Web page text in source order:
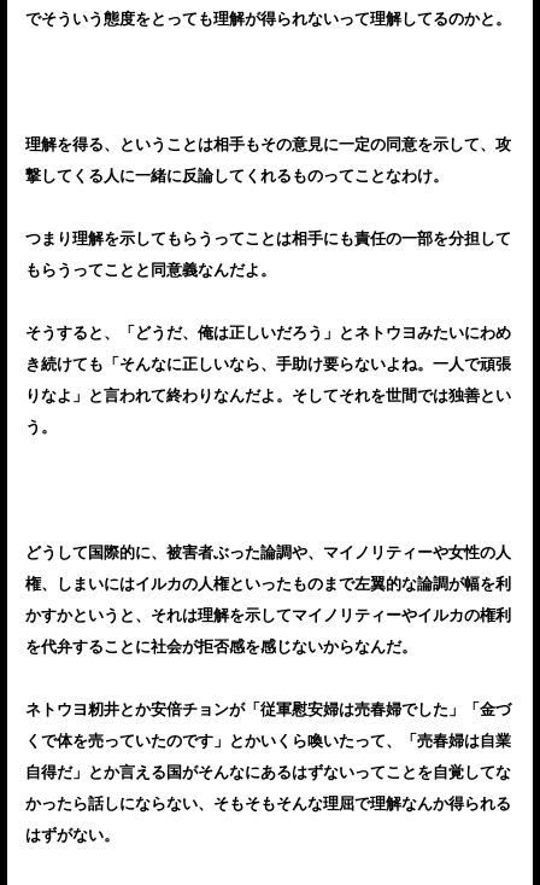
でそういう態度をとっても理解が得られないって理解してるのかと。
理解を得る、ということは相手もその意見に一定の同意を示して、攻
撃してくる人に一緒に反論してくれるものってことなわけ。
つまり理解を示してもらうってことは相手にも責任の一部を分担して
もらうってことと同意義なんだよ。
そうすると、「どうだ、俺は正しいだろう」とネトウヨみたいにわめ
き続けても「そんなに正しいなら、手助け要らないよね。一人で頑張
りなよ」と言われて終わりなんだよ。そしてそれを世間では独善とい
う。
どうして国際的に、被害者ぶった論調や、マイノリティーや女性の人
権、しまいにはイルカの人権といったものまで左翼的な論調が幅を利
かすかというと、それは理解を示してマイノリティーやイルカの権利
を代弁することに社会が拒否感を感じないからなんだ。
ネトウヨ籾井とか安倍チョンが「従軍慰安婦は売春婦でした」「金づ
くで体を売っていたのです」とかいくら喚いたって、「売春婦は自業
自得だ」とか言える国がそんなにあるはずないってことを自覚してな
かったら話しにならない、そもそもそんな理屈で理解なんか得られる
はずがない。